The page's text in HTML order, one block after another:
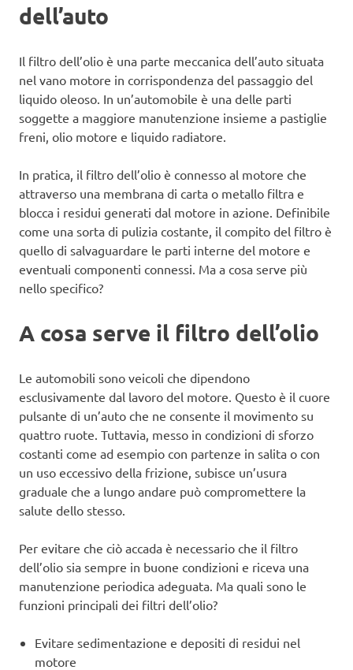
dell’auto
Il filtro dell’olio è una parte meccanica dell’auto situata
nel vano motore in corrispondenza del passaggio del
liquido oleoso. In un’automobile è una delle parti
soggette a maggiore manutenzione insieme a pastiglie
freni, olio motore e liquido radiatore.
In pratica, il filtro dell’olio è connesso al motore che
attraverso una membrana di carta o metallo filtra e
blocca i residui generati dal motore in azione. Definibile
come una sorta di pulizia costante, il compito del filtro è
quello di salvaguardare le parti interne del motore e
eventuali componenti connessi. Ma a cosa serve più
nello specifico?
A cosa serve il filtro dell’olio
Le automobili sono veicoli che dipendono
esclusivamente dal lavoro del motore. Questo è il cuore
pulsante di un’auto che ne consente il movimento su
quattro ruote. Tuttavia, messo in condizioni di sforzo
costanti come ad esempio con partenze in salita o con
un uso eccessivo della frizione, subisce un’usura
graduale che a lungo andare può compromettere la
salute dello stesso.
Per evitare che ciò accada è necessario che il filtro
dell’olio sia sempre in buone condizioni e riceva una
manutenzione periodica adeguata. Ma quali sono le
funzioni principali dei filtri dell’olio?
Evitare sedimentazione e depositi di residui nel
motore